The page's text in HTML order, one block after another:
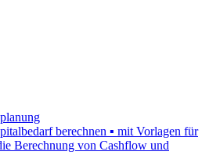
berechnen ▪ mit Vorlagen für
Berechnung von Cashflow und